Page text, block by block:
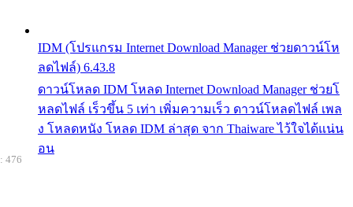
IDM (โปรแกรม Internet Download Manager ช่วยดาวน์โห
ลดไฟล์) 6.43.8
ดาวน์โหลด IDM โหลด Internet Download Manager ช่วยโ
หลดไฟล์ เร็วขึ้น 5 เท่า เพิ่มความเร็ว ดาวน์โหลดไฟล์ เพล
ง โหลดหนัง โหลด IDM ล่าสุด จาก Thaiware ไว้ใจได้แน่น
อน
476